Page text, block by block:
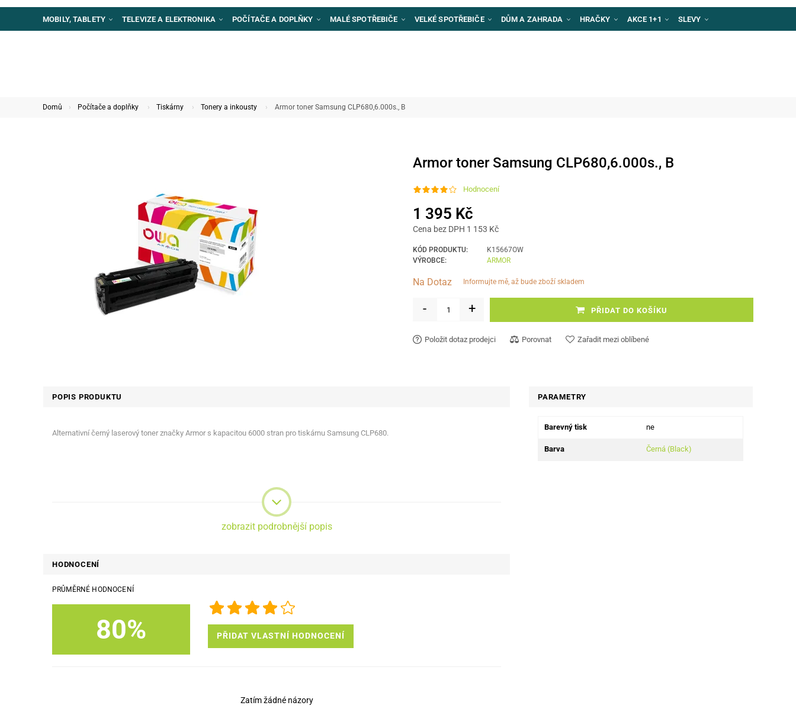
MOBILY, TABLETY TELEVIZE A ELEKTRONIKA POČÍTAČE A DOPLŇKY MALÉ SPOTŘEBIČE VELKÉ SPOTŘEBIČE DŮM A ZAHRADA HRAČKY AKCE 1+1 SLEVY
Domů Počítače a doplňky Tiskárny Tonery a inkousty Armor toner Samsung CLP680,6.000s., B
Armor toner Samsung CLP680,6.000s., B
Hodnocení
1 395 Kč
Cena bez DPH 1 153 Kč
KÓD PRODUKTU:
K15667OW
VÝROBCE:
ARMOR
Na Dotaz informujte mě, až bude zboží skladem
- + PŘIDAT DO KOŠÍKU
Položit dotaz prodejci Porovnat Zařadit mezi oblíbené
POPIS PRODUKTU
Alternativní černý laserový toner značky Armor s kapacitou 6000 stran pro tiskárnu Samsung CLP680.
zobrazit podrobnější popis
PARAMETRY
Barevný tisk ne
Barva Černá (Black)
HODNOCENÍ
PRŮMĚRNÉ HODNOCENÍ
80% PŘIDAT VLASTNÍ HODNOCENÍ
Zatím žádné názory